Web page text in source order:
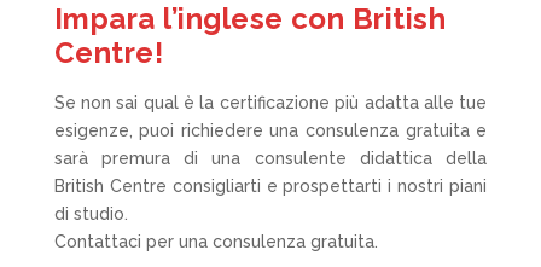
Impara l’inglese con British
Centre!
Se non sai qual è la certificazione più adatta alle tue
esigenze, puoi richiedere una consulenza gratuita e
sarà premura di una consulente didattica della
British Centre consigliarti e prospettarti i nostri piani
di studio.
Contattaci per una consulenza gratuita.